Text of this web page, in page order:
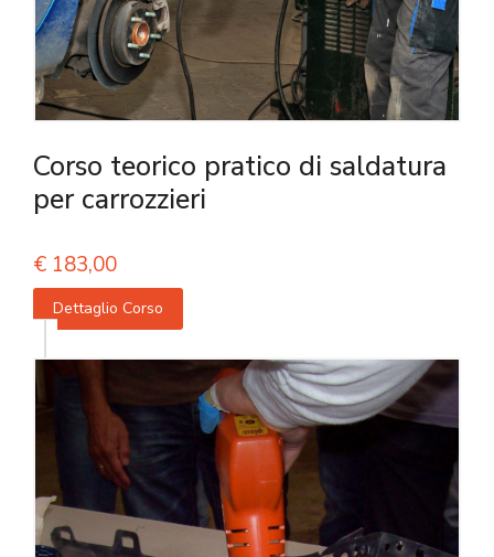
Corso teorico pratico di saldatura
per carrozzieri
€ 183,00
Dettaglio Corso